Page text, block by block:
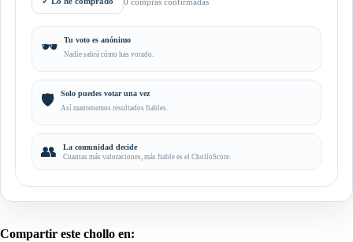
🕶️ Tu voto es anónimo
Nadie sabrá cómo has votado.
🛡️ Solo puedes votar una vez
Así mantenemos resultados fiables.
👥 La comunidad decide
Cuantas más valoraciones, más fiable es el CholloScore.
Compartir este chollo en: